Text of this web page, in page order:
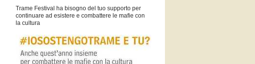
Trame Festival ha bisogno del tuo supporto per
continuare ad esistere e combattere le mafie con
la cultura